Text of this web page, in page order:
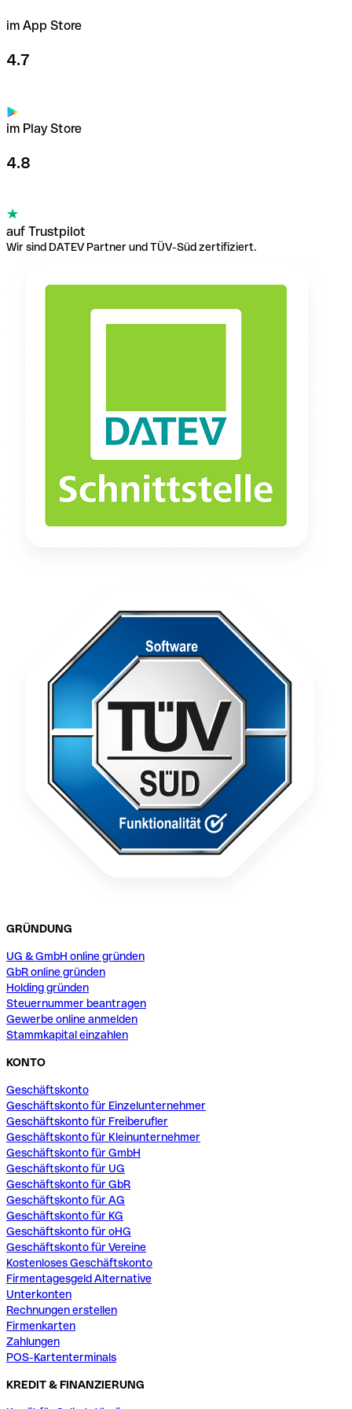
im App Store
4.7
im Play Store
4.8
auf Trustpilot
Wir sind DATEV Partner und TÜV-Süd zertifiziert.
GRÜNDUNG
UG & GmbH online gründen
GbR online gründen
Holding gründen
Steuernummer beantragen
Gewerbe online anmelden
Stammkapital einzahlen
KONTO
Geschäftskonto
Geschäftskonto für Einzelunternehmer
Geschäftskonto für Freiberufler
Geschäftskonto für Kleinunternehmer
Geschäftskonto für GmbH
Geschäftskonto für UG
Geschäftskonto für GbR
Geschäftskonto für AG
Geschäftskonto für KG
Geschäftskonto für oHG
Geschäftskonto für Vereine
Kostenloses Geschäftskonto
Firmentagesgeld Alternative
Unterkonten
Rechnungen erstellen
Firmenkarten
Zahlungen
POS-Kartenterminals
KREDIT & FINANZIERUNG